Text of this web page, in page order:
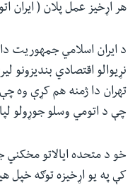
هر اړخیز عمل پلان ( ایران
نړیوالو اقتصادي بندیزونو
تهران دا ژمنه هم کړې وه
چې د اتومي وسلو جوړولو
کې په یو اړخیزه توګه خپل